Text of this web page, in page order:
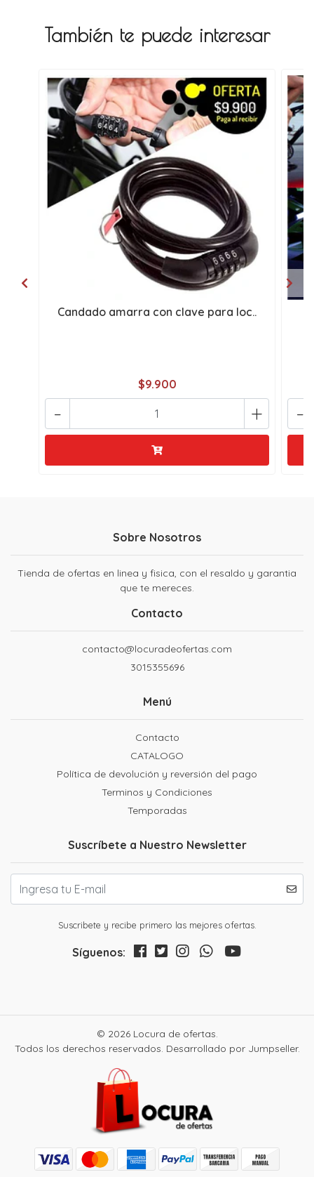
También te puede interesar
Candado amarra con clave para loc..
$9.900
+
- -
Sobre Nosotros
Tienda de ofertas en linea y fisica, con el resaldo y garantia
que te mereces.
Contacto
contacto@locuradeofertas.com
3015355696
Menú
Contacto
CATALOGO
Política de devolución y reversión del pago
Terminos y Condiciones
Temporadas
Suscríbete a Nuestro Newsletter
Suscribete y recibe primero las mejores ofertas.
Síguenos:
© 2026 Locura de ofertas.
Todos los derechos reservados. Desarrollado por Jumpseller.